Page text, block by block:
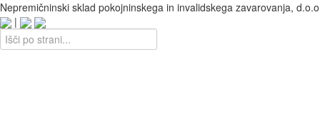
Nepremičninski sklad pokojninskega in invalidskega zavarovanja,
|